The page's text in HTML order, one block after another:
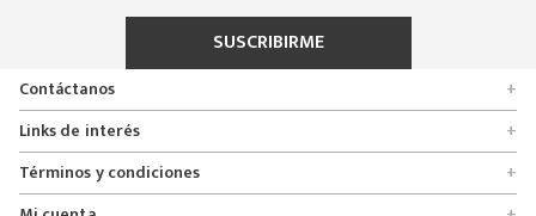
SUSCRIBIRME
Contáctanos
+
Encuentra tu tienda
Formulario de solicitudes
Servicio al cliente
Links de interés +
Quienes somos
Políticas de entrega, cambio y devolución
Términos y condiciones +
Promociones